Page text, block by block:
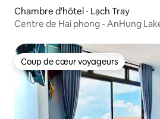
Chambre d'hôtel ⋅ Lạch Tray
Centre de Hai phong - AnHung
Coup de cœur voyageurs
Coup de cœur voyageurs